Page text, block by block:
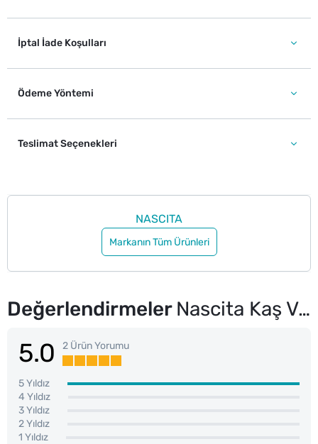
İptal İade Koşulları
Ödeme Yöntemi
Teslimat Seçenekleri
NASCITA
Markanın Tüm Ürünleri
Değerlendirmeler Nascita Kaş Ve Kirpik Şekillendirme Seti 4'lü
5.0 2 Ürün Yorumu
5 Yıldız
4 Yıldız
3 Yıldız
2 Yıldız
1 Yıldız